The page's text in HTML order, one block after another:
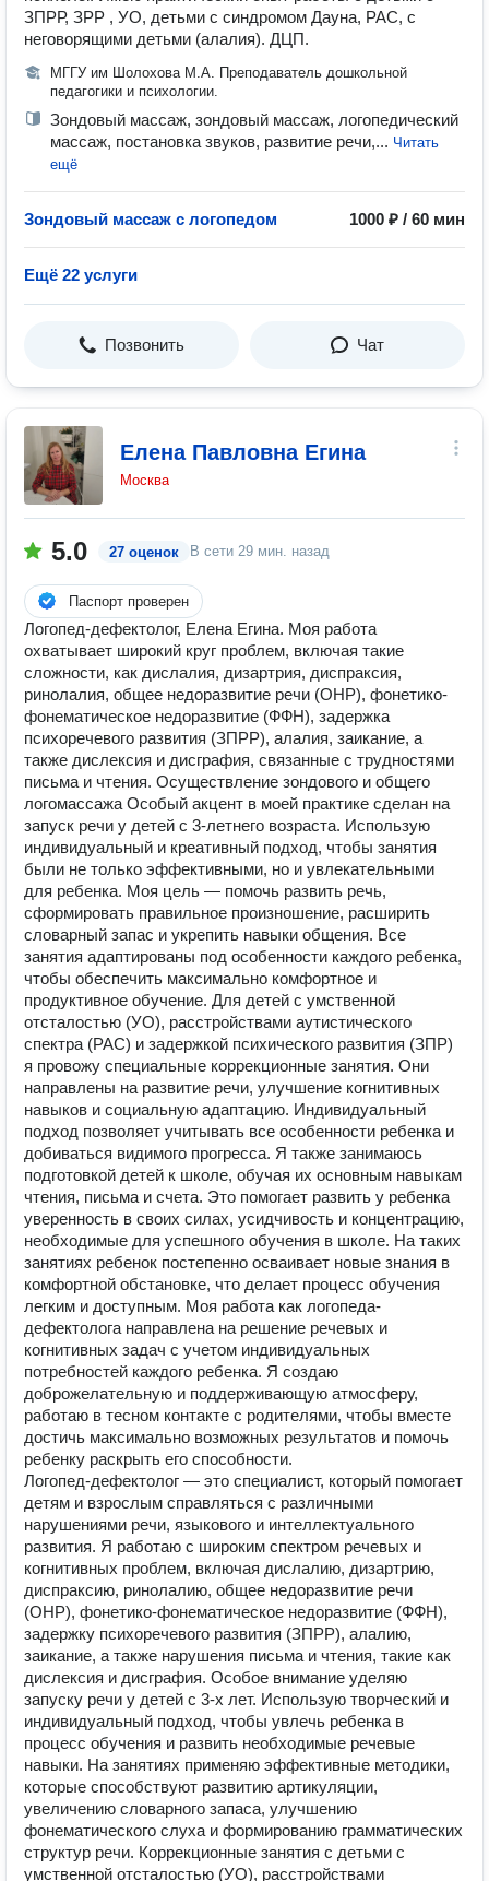
ЗПРР, ЗРР , УО, детьми с синдромом Дауна, РАС, с
неговорящими детьми (алалия). ДЦП.
МГГУ им Шолохова М.А. Преподаватель дошкольной
педагогики и психологии.
Зондовый массаж, зондовый массаж, логопедический
массаж, постановка звуков, развитие речи,... Читать
ещё
Зондовый массаж с логопедом 1000 ₽ / 60 мин
Ещё 22 услуги
Позвонить Чат
Елена Павловна Егина
Москва
5.0 27 оценок В сети 29 мин. назад
Паспорт проверен
Логопед-дефектолог, Елена Егина. Моя работа
охватывает широкий круг проблем, включая такие
сложности, как дислалия, дизартрия, диспраксия,
ринолалия, общее недоразвитие речи (ОНР), фонетико-
фонематическое недоразвитие (ФФН), задержка
психоречевого развития (ЗПРР), алалия, заикание, а
также дислексия и дисграфия, связанные с трудностями
письма и чтения. Осуществление зондового и общего
логомассажа Особый акцент в моей практике сделан на
запуск речи у детей с 3-летнего возраста. Использую
индивидуальный и креативный подход, чтобы занятия
были не только эффективными, но и увлекательными
для ребенка. Моя цель — помочь развить речь,
сформировать правильное произношение, расширить
словарный запас и укрепить навыки общения. Все
занятия адаптированы под особенности каждого ребенка,
чтобы обеспечить максимально комфортное и
продуктивное обучение. Для детей с умственной
отсталостью (УО), расстройствами аутистического
спектра (РАС) и задержкой психического развития (ЗПР)
я провожу специальные коррекционные занятия. Они
направлены на развитие речи, улучшение когнитивных
навыков и социальную адаптацию. Индивидуальный
подход позволяет учитывать все особенности ребенка и
добиваться видимого прогресса. Я также занимаюсь
подготовкой детей к школе, обучая их основным навыкам
чтения, письма и счета. Это помогает развить у ребенка
уверенность в своих силах, усидчивость и концентрацию,
необходимые для успешного обучения в школе. На таких
занятиях ребенок постепенно осваивает новые знания в
комфортной обстановке, что делает процесс обучения
легким и доступным. Моя работа как логопеда-
дефектолога направлена на решение речевых и
когнитивных задач с учетом индивидуальных
потребностей каждого ребенка. Я создаю
доброжелательную и поддерживающую атмосферу,
работаю в тесном контакте с родителями, чтобы вместе
достичь максимально возможных результатов и помочь
ребенку раскрыть его способности.
Логопед-дефектолог — это специалист, который помогает
детям и взрослым справляться с различными
нарушениями речи, языкового и интеллектуального
развития. Я работаю с широким спектром речевых и
когнитивных проблем, включая дислалию, дизартрию,
диспраксию, ринолалию, общее недоразвитие речи
(ОНР), фонетико-фонематическое недоразвитие (ФФН),
задержку психоречевого развития (ЗПРР), алалию,
заикание, а также нарушения письма и чтения, такие как
дислексия и дисграфия. Особое внимание уделяю
запуску речи у детей с 3-х лет. Использую творческий и
индивидуальный подход, чтобы увлечь ребенка в
процесс обучения и развить необходимые речевые
навыки. На занятиях применяю эффективные методики,
которые способствуют развитию артикуляции,
увеличению словарного запаса, улучшению
фонематического слуха и формированию грамматических
структур речи. Коррекционные занятия с детьми с
умственной отсталостью (УО), расстройствами